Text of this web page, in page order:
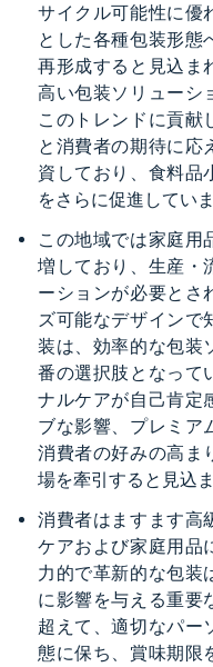
サイクル可能性に優
とした各種包装形態
再形成すると見込ま
高い包装ソリューシ
このトレンドに貢献
と消費者の期待に応
資しており、食料品
をさらに促進していま
この地域では家庭用
増しており、生産・
ーションが必要とさ
ズ可能なデザインで
装は、効率的な包装
番の選択肢となって
ナルケアが自己肯定
ブな影響、プレミア
消費者の好みの高ま
場を牽引すると見込
消費者はますます高
ケアおよび家庭用品
力的で革新的な包装
に影響を与える重要
超えて、適切なパー
態に保ち、賞味期限